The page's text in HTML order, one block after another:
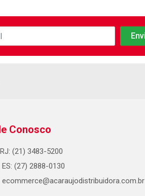
Conosco
RJ: (21) 3483-5200
ES: (27) 2888-0130
ecommerce@acaraujodistribuidora.com.br